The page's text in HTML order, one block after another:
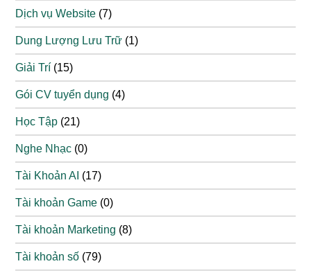
Dịch vụ Website (7)
Dung Lượng Lưu Trữ (1)
Giải Trí (15)
Gói CV tuyển dụng (4)
Học Tập (21)
Nghe Nhạc (0)
Tài Khoản AI (17)
Tài khoản Game (0)
Tài khoản Marketing (8)
Tài khoản số (79)